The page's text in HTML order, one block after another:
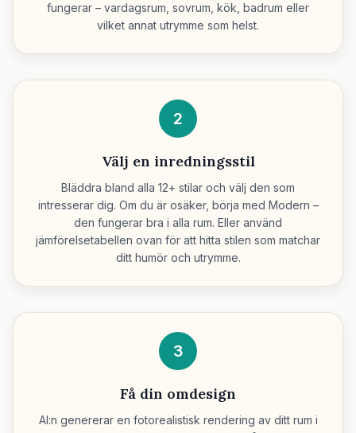
fungerar – vardagsrum, sovrum, kök, badrum eller
vilket annat utrymme som helst.
2
Välj en inredningsstil
Bläddra bland alla 12+ stilar och välj den som
intresserar dig. Om du är osäker, börja med Modern –
den fungerar bra i alla rum. Eller använd
jämförelsetabellen ovan för att hitta stilen som matchar
ditt humör och utrymme.
3
Få din omdesign
AI:n genererar en fotorealistisk rendering av ditt rum i